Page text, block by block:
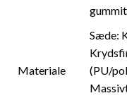
Materiale
Sæde:
(PU/